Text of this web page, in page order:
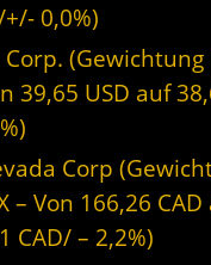
0,0%)
(Gewichtung
39,65 USD auf
Corp
– Von 166,26
CAD/ – 2,2%)